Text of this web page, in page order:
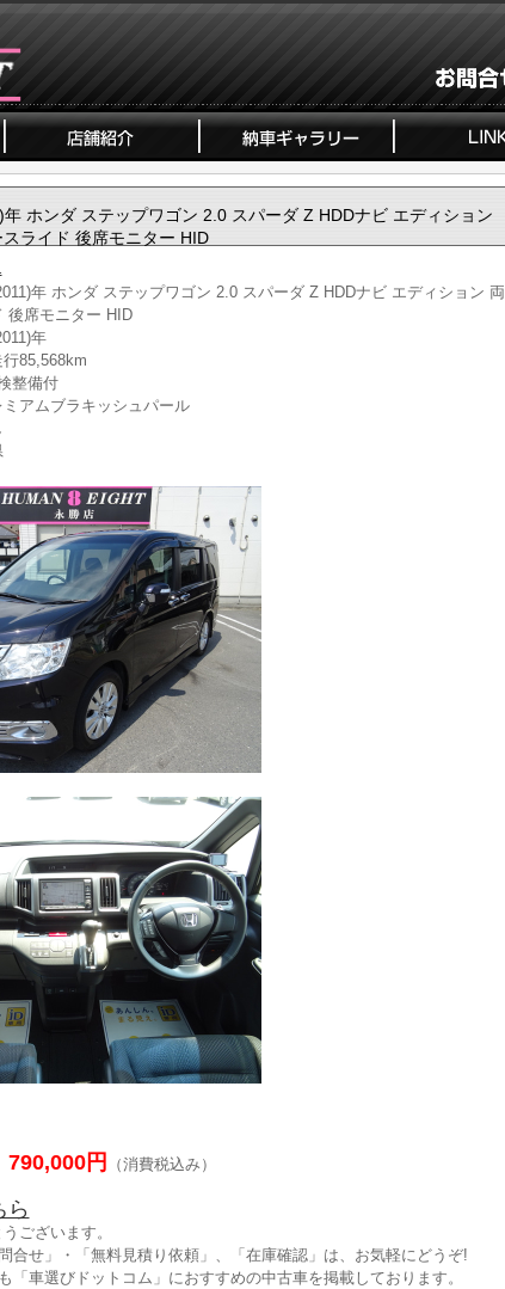
年 ホンダ ステップワゴン 2.0 スパーダ Z HDDナビ エディション
ライド 後席モニター HID
年 ホンダ ステップワゴン 2.0 スパーダ Z HDDナビ エディション 両
後席モニター HID
年
85,568km
整備付
アムブラキッシュパール
790,000円 （消費税込み）
ら
ございます。
合せ」・「無料見積り依頼」、「在庫確認」は、お気軽にどうぞ!
「車選びドットコム」におすすめの中古車を掲載しております。